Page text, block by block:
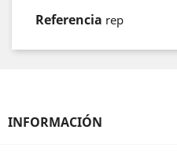
Referencia rep
INFORMACIÓN